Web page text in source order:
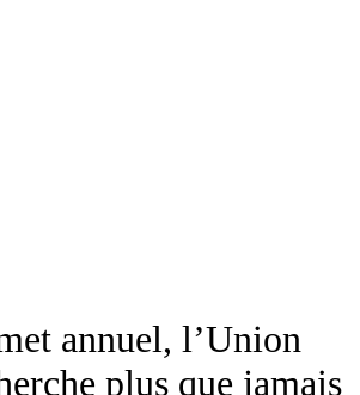
annuel, l’Union
plus que jamais